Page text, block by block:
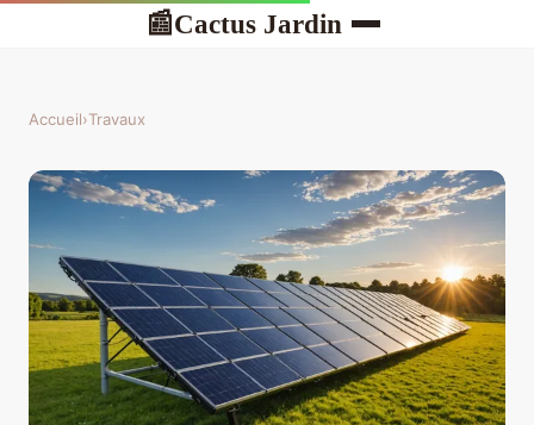
📰Cactus Jardin
Accueil›Travaux